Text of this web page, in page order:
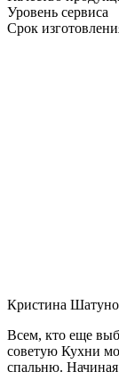
Уровень сервиса
Срок
Кристина
Всем, кто еще
советую Кухни
спальню. Начиная